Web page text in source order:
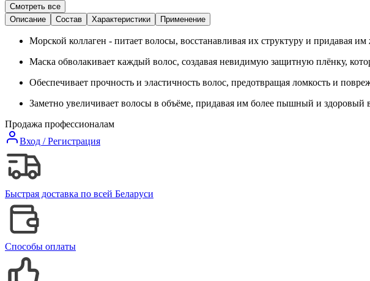
Смотреть все
Описание
Состав Характеристики Применение
Морской коллаген - питает волосы, восстанавливая их структуру и придавая
Маска обволакивает каждый волос, создавая невидимую защитную плёнку,
Обеспечивает прочность и эластичность волос, предотвращая ломкость и
Заметно увеличивает волосы в объёме, придавая им более пышный и здоровый
Продажа профессионалам
Вход / Регистрация
Быстрая доставка по всей Беларуси
Способы оплаты